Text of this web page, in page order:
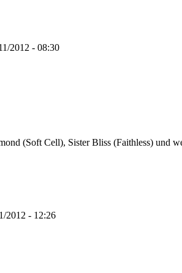
2012 - 08:30
(Soft Cell), Sister Bliss (Faithless) und
2012 - 12:26